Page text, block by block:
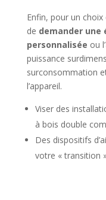
Enfin, pour un
de demander une
personnalisée ou l’
puissance
surconsommation
l’appareil.
Viser des
à bois double
Des dispositifs
votre « transition